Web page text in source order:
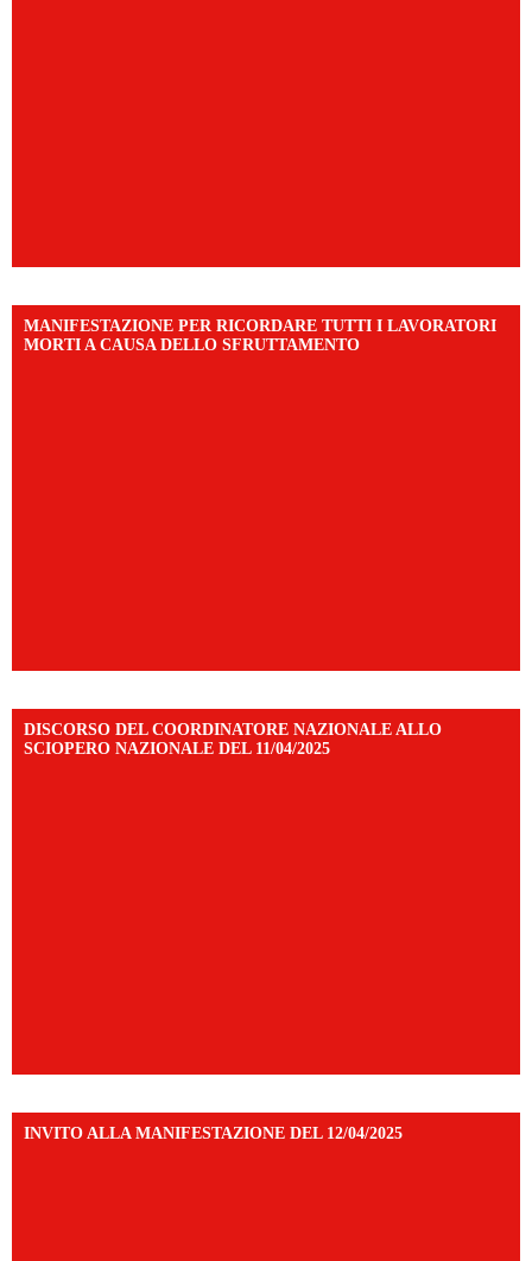
MANIFESTAZIONE PER RICORDARE TUTTI I LAVORATORI
MORTI A CAUSA DELLO SFRUTTAMENTO
DISCORSO DEL COORDINATORE NAZIONALE ALLO
SCIOPERO NAZIONALE DEL 11/04/2025
INVITO ALLA MANIFESTAZIONE DEL 12/04/2025